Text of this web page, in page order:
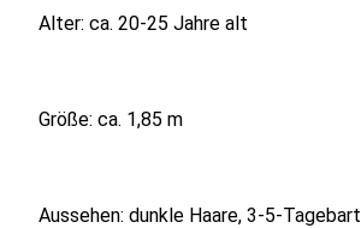
Alter: ca. 20-25 Jahre alt
Größe: ca. 1,85 m
Aussehen: dunkle Haare, 3-5-Tagebart